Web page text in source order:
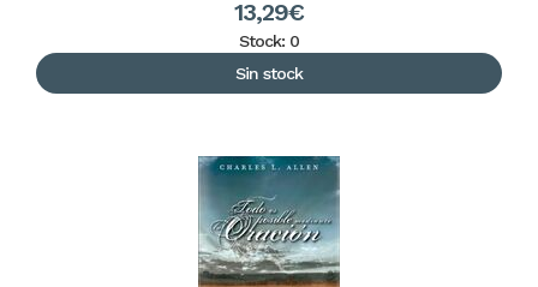
13,29€
Stock: 0
Sin stock